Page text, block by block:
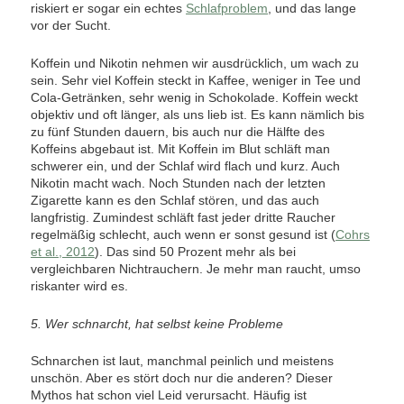
riskiert er sogar ein echtes Schlafproblem , und das lange
vor der Sucht.
Koffein und Nikotin nehmen wir ausdrücklich, um wach zu
sein. Sehr viel Koffein steckt in Kaffee, weniger in Tee und
Cola-Getränken, sehr wenig in Schokolade. Koffein weckt
objektiv und oft länger, als uns lieb ist. Es kann nämlich bis
zu fünf Stunden dauern, bis auch nur die Hälfte des
Koffeins abgebaut ist. Mit Koffein im Blut schläft man
schwerer ein, und der Schlaf wird flach und kurz. Auch
Nikotin macht wach. Noch Stunden nach der letzten
Zigarette kann es den Schlaf stören, und das auch
langfristig. Zumindest schläft fast jeder dritte Raucher
regelmäßig schlecht, auch wenn er sonst gesund ist (Cohrs
et al., 2012). Das sind 50 Prozent mehr als bei
vergleichbaren Nichtrauchern. Je mehr man raucht, umso
riskanter wird es.
5. Wer schnarcht, hat selbst keine Probleme
Schnarchen ist laut, manchmal peinlich und meistens
unschön. Aber es stört doch nur die anderen? Dieser
Mythos hat schon viel Leid verursacht. Häufig ist